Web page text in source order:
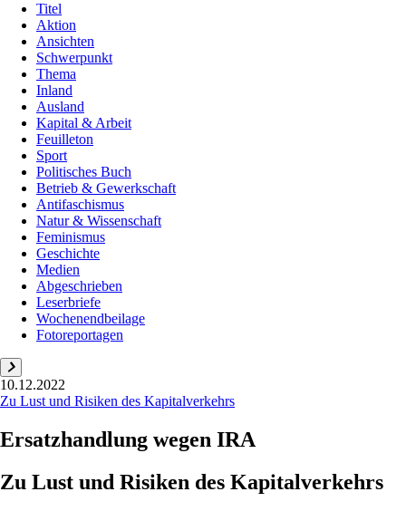
Titel
Aktion
Ansichten
Schwerpunkt
Thema
Inland
Ausland
Kapital & Arbeit
Feuilleton
Sport
Politisches Buch
Betrieb & Gewerkschaft
Antifaschismus
Natur & Wissenschaft
Feminismus
Geschichte
Medien
Abgeschrieben
Leserbriefe
Wochenendbeilage
Fotoreportagen
10.12.2022
Zu Lust und Risiken des Kapitalverkehrs
Ersatzhandlung wegen IRA
Zu Lust und Risiken des Kapitalverkehrs